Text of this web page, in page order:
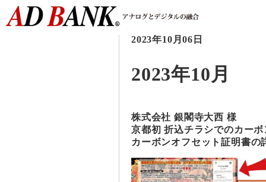
2023年10月06日
2023年10月
株式会社 銀閣寺大西 様
京都初 折込チラシでのカー
カーボンオフセット証明書の